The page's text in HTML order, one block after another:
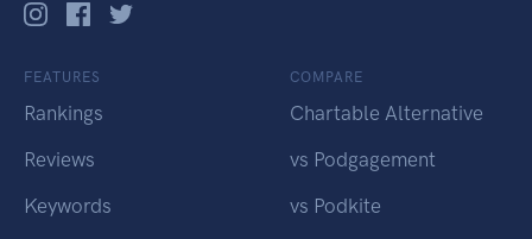
FEATURES
Rankings
Reviews
Keywords
COMPARE
Chartable Alternative
vs Podgagement
vs Podkite